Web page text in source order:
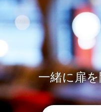
一緒に扉